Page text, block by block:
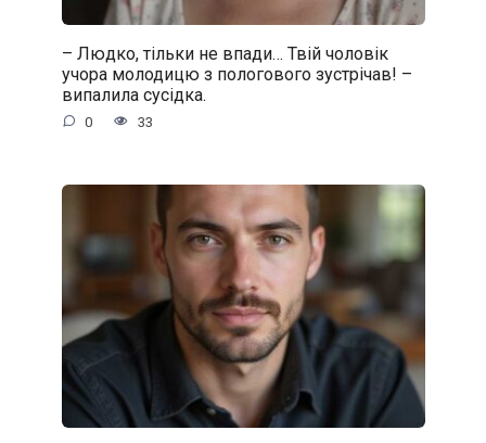
– Людко, тільки не впади… Твій чоловік
учора молодицю з пологового зустрічав! –
випалила сусідка.
0 33